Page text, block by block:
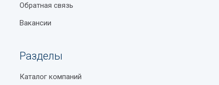
Обратная связь
Вакансии
Разделы
Каталог компаний